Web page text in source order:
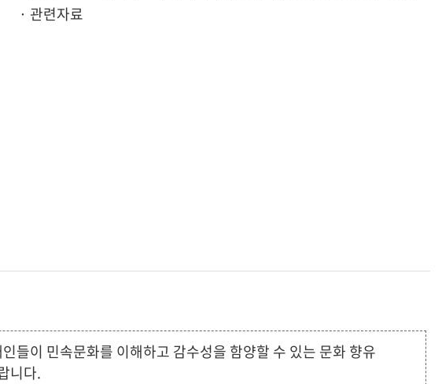
· 관련자료
들이 민속문화를 이해하고 감수성을 함양할 수 있는 문화 향유
니다.